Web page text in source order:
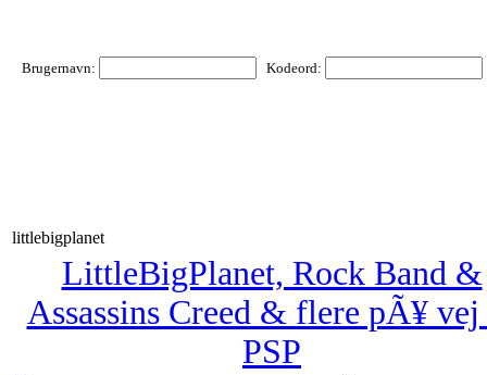
Brugernavn: Kodeord:
littlebigplanet
LittleBigPlanet, Rock Band &
Assassins Creed & flere pÃ¥
PSP